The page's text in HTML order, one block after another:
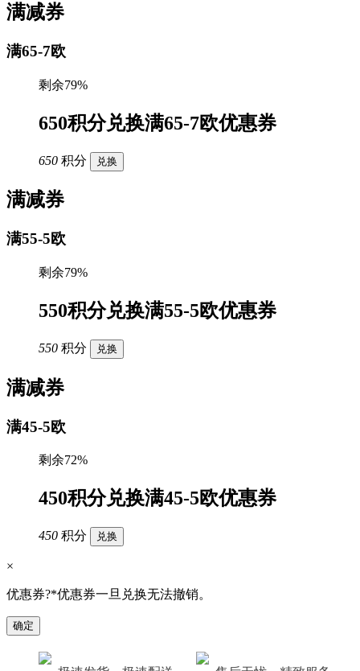
满减券
满65-7欧
剩余79%
650积分兑换满65-7欧优惠券
650 积分 兑换
满减券
满55-5欧
剩余79%
550积分兑换满55-5欧优惠券
550 积分 兑换
满减券
满45-5欧
剩余72%
450积分兑换满45-5欧优惠券
450 积分 兑换
×
优惠券?*优惠券一旦兑换无法撤销。
确定